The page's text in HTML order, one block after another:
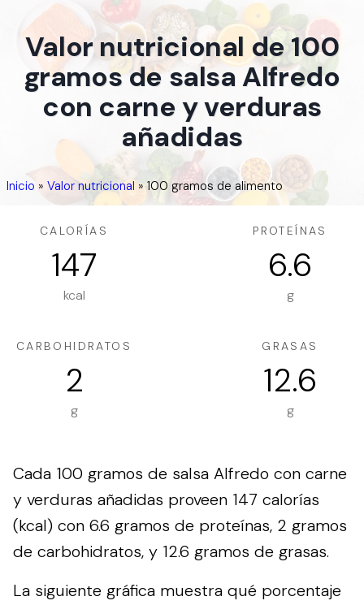
Valor nutricional de 100
gramos de salsa Alfredo
con carne y verduras
añadidas
Inicio » Valor nutricional »100 gramos de alimento
CALORÍAS
147
kcal
PROTEÍNAS
6.6
g
CARBOHIDRATOS
2
g
GRASAS
12.6
g
Cada 100 gramos de salsa Alfredo con carne
y verduras añadidas proveen 147 calorías
(kcal) con 6.6 gramos de proteínas, 2 gramos
de carbohidratos, y 12.6 gramos de grasas.
La siguiente gráfica muestra qué porcentaje